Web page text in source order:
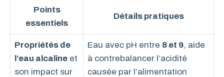
Points
essentiels
Détails pratiques
Propriétés de
l’eau alcaline et
son impact sur
Eau avec pH entre 8 et 9, aide
à contrebalancer l’acidité
causée par l’alimentation